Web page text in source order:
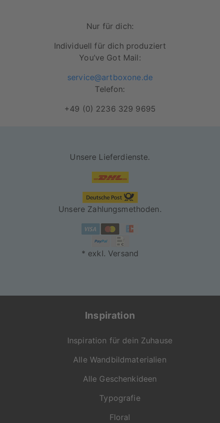
Robustes, wetterfestes und leichtes
Hochwertige Druckqualität & satte Farben
Licht- sowie UV-beständige Oberfläche
Inkl. Schienensystem zum aufhängen.
Nur für dich:
Individuell für dich produziert
You’ve Got Mail:
service@artboxone.de
Telefon:
+49 (0) 2236 329 9695
Unsere Lieferdienste.
Unsere Zahlungsmethoden.
* exkl. Versand
Inspiration
Inspiration für dein Zuhause
Alle Wandbildmaterialien
Alle Geschenkideen
Typografie
Floral